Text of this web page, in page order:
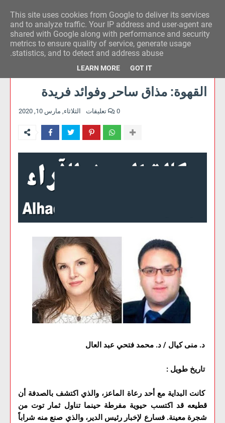
وكالة الحدث للآراء
القهوة: مذاق ساحر وفوائد فريدة
الثلاثاء, مارس 10, 2020 0 تعليقات
د. منى كيال / د. محمد فتحي عبد العال
تاريخ طويل :
كانت البداية مع أحد رعاة الماعز، والذي اكتشف بالصدفة أن
قطيعه قد اكتسب حيوية مفرطة حينما تناول ثمار توت من
شجرة معينة. فسارع لإخبار رئيس الدير، والذي صنع منه شراباً
This site uses cookies from Google to deliver its services
and to analyze traffic. Your IP address and user-agent are
shared with Google along with performance and security
metrics to ensure quality of service, generate usage
statistics, and to detect and address abuse.
LEARN MORE GOT IT